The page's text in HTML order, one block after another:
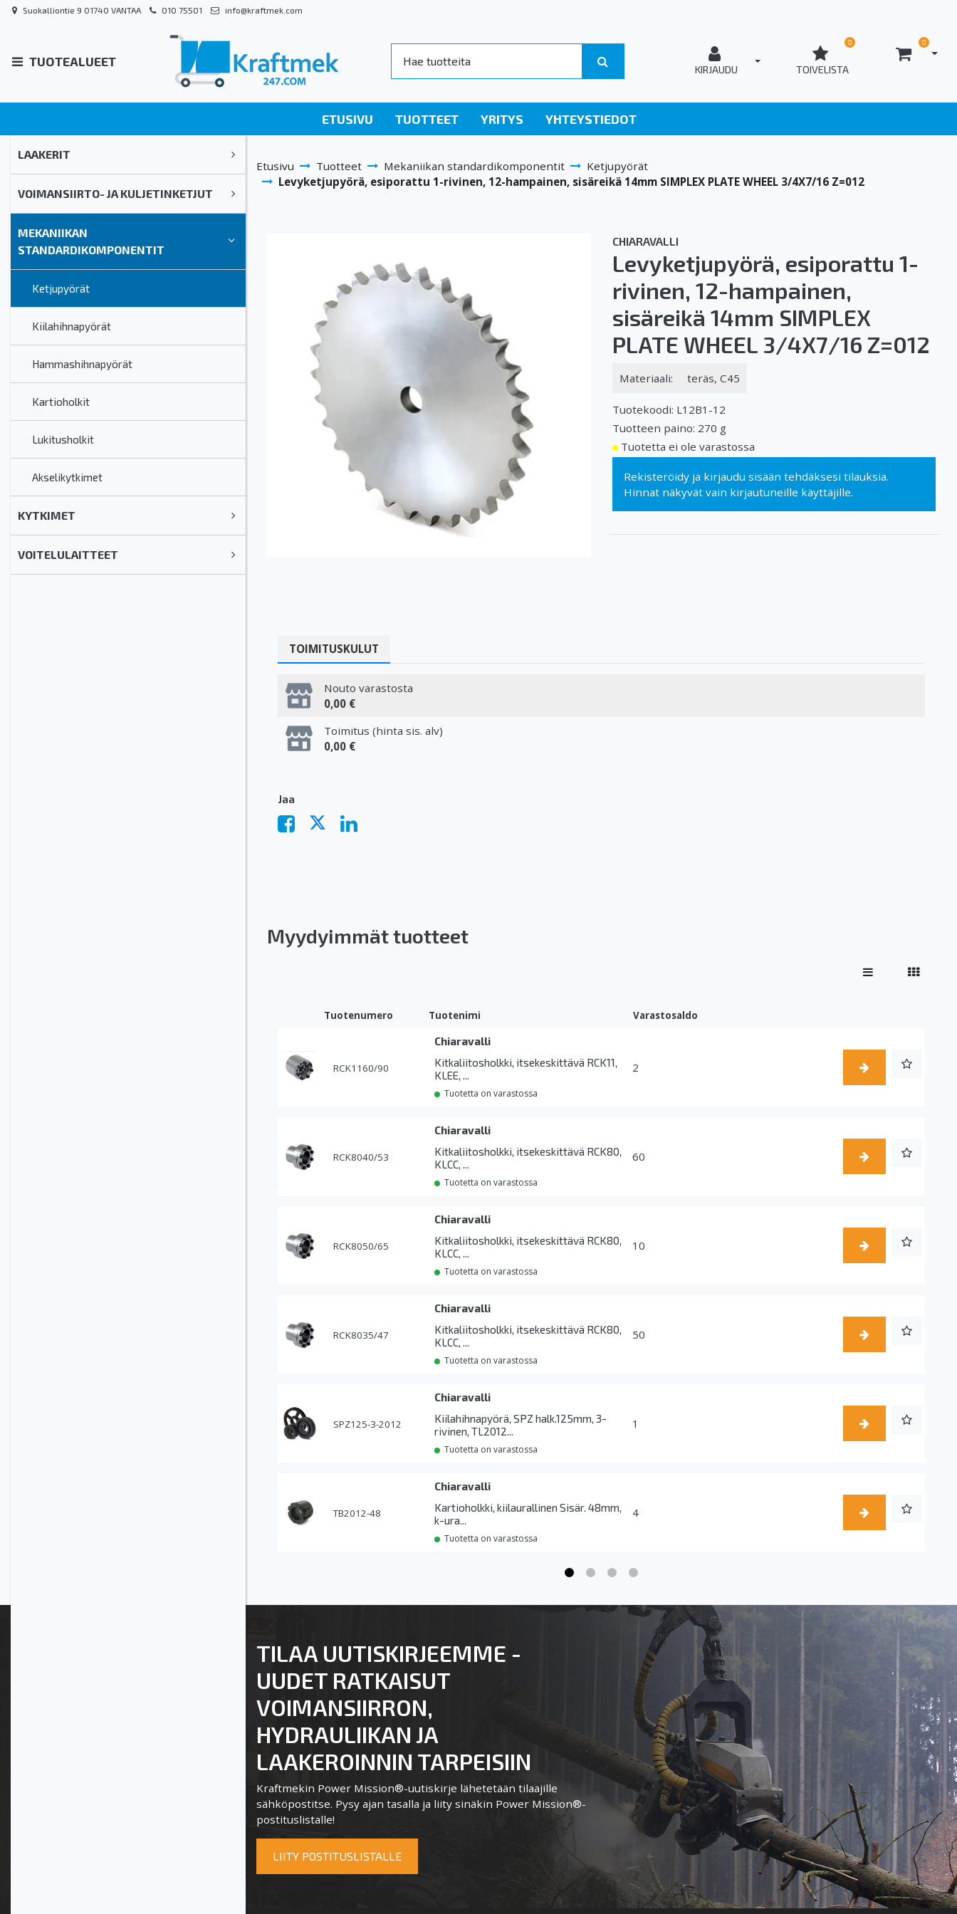
Suokalliontie 9 01740 VANTAA 010 75501 info@kraftmek.com
TUOTEALUEET
KIRJAUDU
T_OPEN_LOGIN
TOIVELISTA
0 0
ETUSIVU TUOTTEET YRITYS YHTEYSTIEDOT
LAAKERIT
VOIMANSIIRTO- JA KULJETINKETJUT
MEKANIIKAN
STANDARDIKOMPONENTIT
Ketjupyörät
Kiilahihnapyörät
Hammashihnapyörät
Kartioholkit
Lukitusholkit
Akselikytkimet
KYTKIMET
VOITELULAITTEET
Etusivu Tuotteet Mekaniikan standardikomponentit
Ketjupyörät
Levyketjupyörä, esiporattu 1-rivinen, 12-hampainen, sisäreikä 14mm SIMPLEX PLATE WHEEL 3/4X7/16 Z=012
CHIARAVALLI
Levyketjupyörä, esiporattu 1-
rivinen, 12-hampainen,
sisäreikä 14mm SIMPLEX
PLATE WHEEL 3/4X7/16 Z=012
Materiaali: teräs, C45
Tuotekoodi: L12B1-12
Tuotteen paino: 270 g
Tuotetta ei ole varastossa
Rekisteröidyja kirjaudu sisään tehdäksesi tilauksia.
Hinnat näkyvät vain kirjautuneille käyttäjille.
TOIMITUSKULUT
Nouto varastosta
0,00 €
Toimitus (hinta sis. alv)
0,00 €
Jaa
Myydyimmät tuotteet
Tuotenumero Tuotenimi Varastosaldo
RCK1160/90
Chiaravalli
Kitkaliitosholkki, itsekeskittävä RCK11,
KLEE, ...
Tuotetta on varastossa
2
RCK8040/53
Chiaravalli
Kitkaliitosholkki, itsekeskittävä RCK80,
KLCC, ...
Tuotetta on varastossa
60
RCK8050/65
Chiaravalli
Kitkaliitosholkki, itsekeskittävä RCK80,
KLCC, ...
Tuotetta on varastossa
10
RCK8035/47
Chiaravalli
Kitkaliitosholkki, itsekeskittävä RCK80,
KLCC, ...
Tuotetta on varastossa
50
SPZ125-3-2012
Chiaravalli
Kiilahihnapyörä, SPZ halk.125mm, 3-
rivinen, TL2012...
Tuotetta on varastossa
1
TB2012-48
Chiaravalli
Kartioholkki, kiilaurallinen Sisär. 48mm,
k-ura...
Tuotetta on varastossa
4
TILAA UUTISKIRJEEMME -
UUDET RATKAISUT
VOIMANSIIRRON,
HYDRAULIIKAN JA
LAAKEROINNIN TARPEISIIN
Kraftmekin Power Mission®-uutiskirje lähetetään tilaajille
sähköpostitse. Pysy ajan tasalla ja liity sinäkin Power Mission®-
postituslistalle!
LIITY POSTITUSLISTALLE